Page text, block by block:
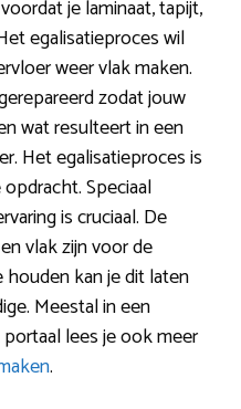
je laminaat, tapijt,
egalisatieproces wil
weer vlak maken.
zodat jouw
wat resulteert in een
Het egalisatieproces is
Speciaal
is cruciaal. De
vlak zijn voor de
kan je dit laten
Meestal in een
lees je ook meer
.